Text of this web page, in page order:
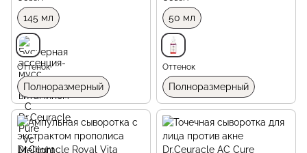
145 мл
Оттенок
Полноразмерный
50 мл
Оттенок
Полноразмерный